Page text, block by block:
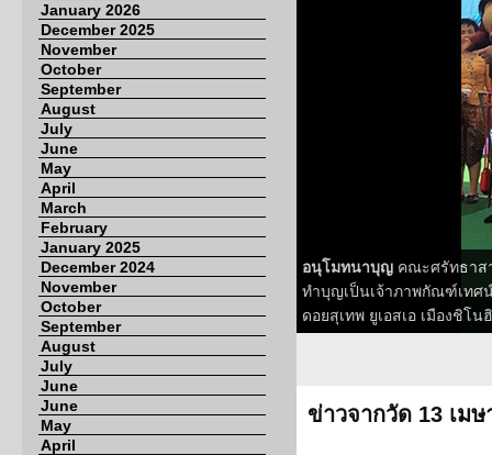
January 2026
December 2025
November
October
September
August
July
June
May
April
March
February
January 2025
December 2024
November
October
September
August
July
June
June
May
April
อนุโมทนาบุญ คณะศรัทธาส
ทำบุญเป็นเจ้าภาพกัณฑ์เทศ
ดอยสุเทพ ยูเอสเอ เมืองชิโ
ข่าวจากวัด 13 เม